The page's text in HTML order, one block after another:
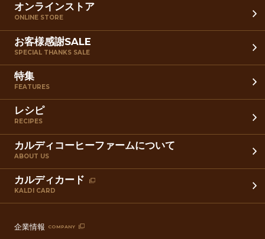
オンラインストア
ONLINE STORE
お客様感謝SALE
SPECIAL THANKS SALE
特集
FEATURES
レシピ
RECIPES
カルディコーヒーファームについて
ABOUT US
カルディカード
KALDI CARD
企業情報 COMPANY